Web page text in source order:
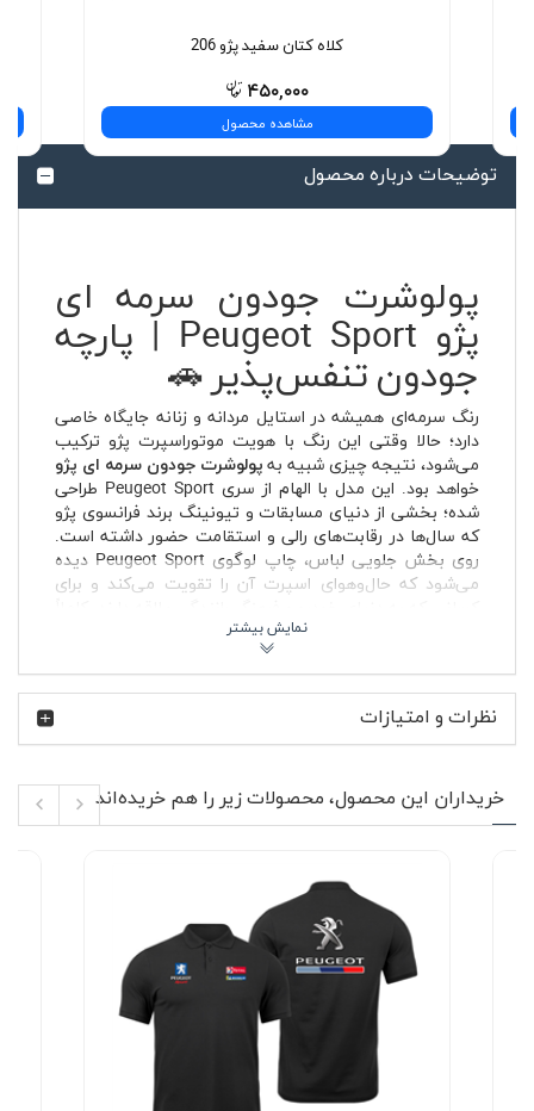
کلاه کتان سفید پژو 206
۴۵۰,۰۰۰
مشاهده محصول
توضیحات درباره محصول
پولوشرت جودون سرمه ای
پژو Peugeot Sport | پارچه
جودون تنفس‌پذیر 🚗
رنگ سرمه‌ای همیشه در استایل مردانه و زنانه جایگاه خاصی
دارد؛ حالا وقتی این رنگ با هویت موتوراسپرت پژو ترکیب
می‌شود، نتیجه چیزی شبیه به پولوشرت جودون سرمه ای پژو
خواهد بود. این مدل با الهام از سری Peugeot Sport طراحی
شده؛ بخشی از دنیای مسابقات و تیونینگ برند فرانسوی پژو
که سال‌ها در رقابت‌های رالی و استقامت حضور داشته است.
روی بخش جلویی لباس، چاپ لوگوی Peugeot Sport دیده
می‌شود که حال‌وهوای اسپرت آن را تقویت می‌کند و برای
مشبک و منظم داشته باشد؛ پارچه‌ای که هم تنفس‌پذیر است و
هم ایستایی خوبی روی بدن دارد. طراحی یقه‌دار با دو دکمه،
طراحی شده که می‌خواهند لباس اسپرت بپوشند اما همچنان
ظاهر مرتب و منظم خود را حفظ کنند.
نوع محصول: پولوشرت آستین کوتاه
جنس پارچه: جودون با بافت مقاوم و تنفس‌پذیر
طراحی یقه‌دار با دو دکمه کاربردی
چاپ لوگوی Peugeot Sport روی قسمت جلویی لباس
بدون پرزدهی در استفاده روزمره
بدون آب‌رفت در صورت شستشو با آب سرد
دوام بالا و مناسب استفاده طولانی‌مدت
قابل استفاده برای استایل زنانه و مردانه
پارچه جودون استفاده‌شده در این مدل، ضخامت متعادلی دارد؛
نظرات و امتیازات
خریداران این محصول، محصولات زیر را هم خریده‌اند